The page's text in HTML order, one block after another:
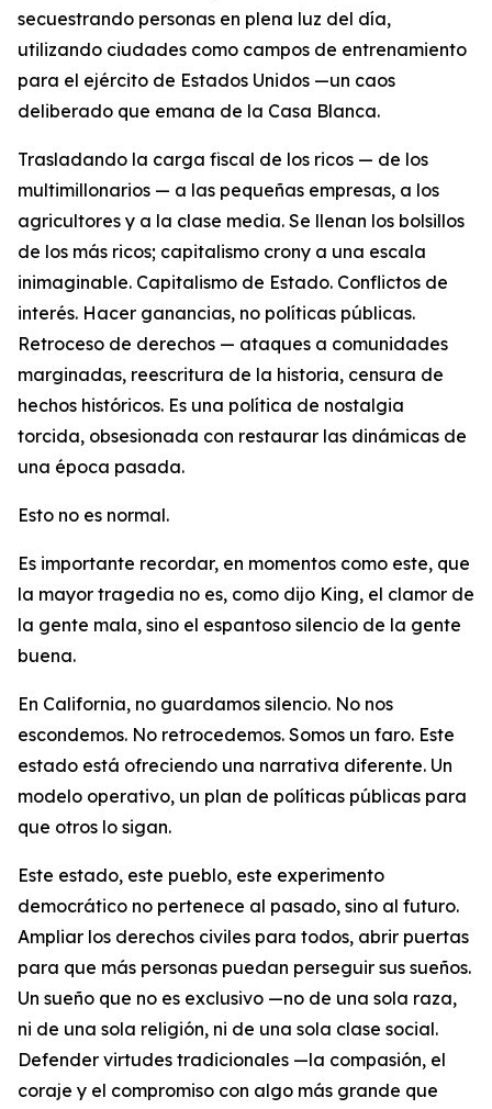
secuestrando personas en plena luz del día,
utilizando ciudades como campos de entrenamiento
para el ejército de Estados Unidos —un caos
deliberado que emana de la Casa Blanca.
Trasladando la carga fiscal de los ricos — de los
multimillonarios — a las pequeñas empresas, a los
agricultores y a la clase media. Se llenan los bolsillos
de los más ricos; capitalismo crony a una escala
inimaginable. Capitalismo de Estado. Conflictos de
interés. Hacer ganancias, no políticas públicas.
Retroceso de derechos — ataques a comunidades
marginadas, reescritura de la historia, censura de
hechos históricos. Es una política de nostalgia
torcida, obsesionada con restaurar las dinámicas de
una época pasada.
Esto no es normal.
Es importante recordar, en momentos como este, que
la mayor tragedia no es, como dijo King, el clamor de
la gente mala, sino el espantoso silencio de la gente
buena.
En California, no guardamos silencio. No nos
escondemos. No retrocedemos. Somos un faro. Este
estado está ofreciendo una narrativa diferente. Un
modelo operativo, un plan de políticas públicas para
que otros lo sigan.
Este estado, este pueblo, este experimento
democrático no pertenece al pasado, sino al futuro.
Ampliar los derechos civiles para todos, abrir puertas
para que más personas puedan perseguir sus sueños.
Un sueño que no es exclusivo —no de una sola raza,
ni de una sola religión, ni de una sola clase social.
Defender virtudes tradicionales —la compasión, el
coraje y el compromiso con algo más grande que